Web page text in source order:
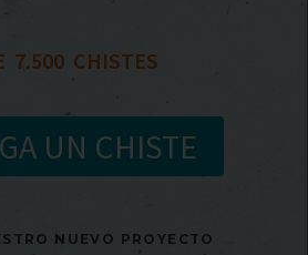
7.500
  CHISTES
UN CHISTE
NUEVO PROYECTO